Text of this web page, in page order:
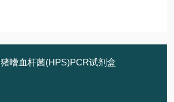
嗜血杆菌(HPS)PCR试剂盒